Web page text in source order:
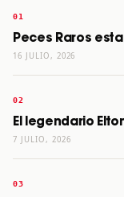
Peces Raros
16 JULIO, 2026
El legendario
7 JULIO, 2026